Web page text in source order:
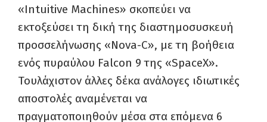
«Intuitive Machines» σκοπεύει να
εκτοξεύσει τη δική της διαστημοσυσκευή
προσσελήνωσης «Nova-C», με τη βοήθεια
ενός πυραύλου Falcon 9 της «SpaceX».
Τουλάχιστον άλλες δέκα ανάλογες ιδιωτικές
αποστολές αναμένεται να
πραγματοποιηθούν μέσα στα επόμενα 6